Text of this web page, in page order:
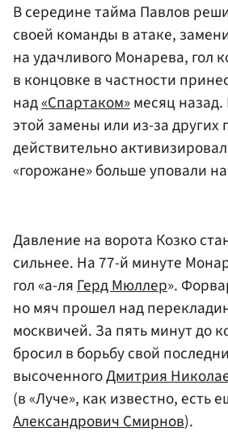
В середине тайма Павлов
своей команды в атаке,
на удачливого Монарева, гол
в концовке в частности
над«Спартаком»месяц назад.
этой замены или из-за других
действительно
«горожане» больше уповали
Давление на ворота Козко
сильнее. На 77-й минуте
гол «а-ляГерд Мюллер».
но мяч прошел над
москвичей. За пять минут до
бросил в борьбу свой
высоченногоДмитрия
(в «Луче», как известно, есть
Александрович Смирнов).